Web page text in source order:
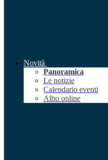
Novità
Panoramica
Le notizie
Calendario eventi
Albo online